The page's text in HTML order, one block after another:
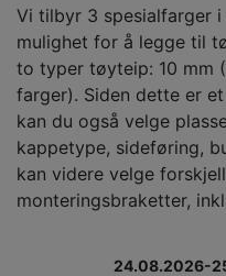
Vi tilbyr 3 spesialfarger i
mulighet for å legge til
to typer tøyteip: 10 mm
farger). Siden dette er
kan du også velge
kappetype, sideføring,
kan videre velge
monteringsbraketter,
24.08.2026-